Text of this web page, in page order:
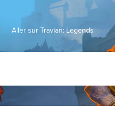
Aller sur Travian: Legends